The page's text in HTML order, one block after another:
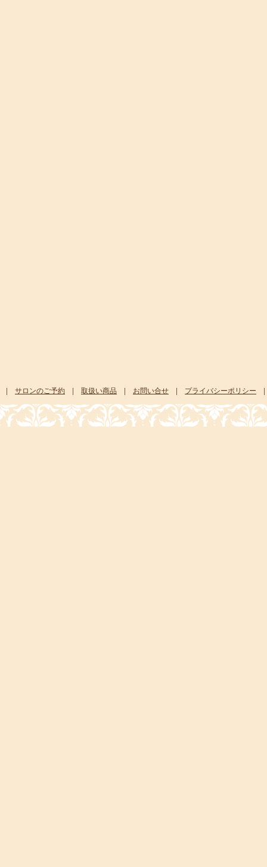
| サロンのご予約 | 取扱い商品 | お問い合せ | プライバシーポリシー